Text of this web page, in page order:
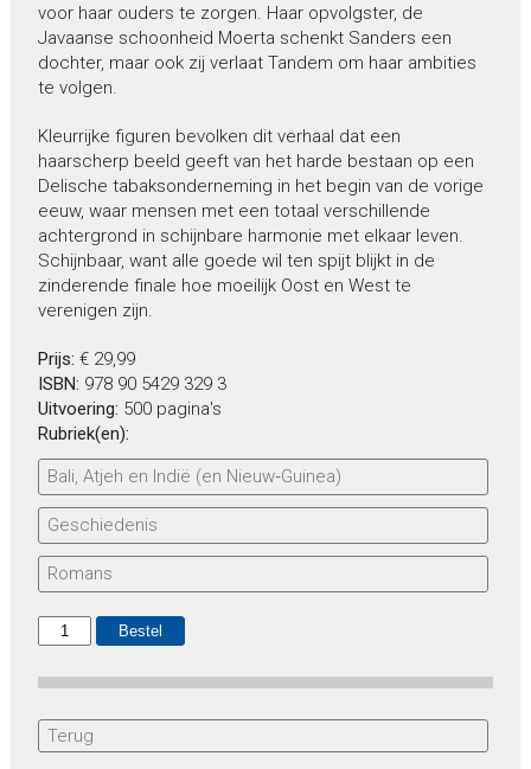
voor haar ouders te zorgen. Haar opvolgster, de
Javaanse schoonheid Moerta schenkt Sanders een
dochter, maar ook zij verlaat Tandem om haar ambities
te volgen.
Kleurrijke figuren bevolken dit verhaal dat een
haarscherp beeld geeft van het harde bestaan op een
Delische tabaksonderneming in het begin van de vorige
eeuw, waar mensen met een totaal verschillende
achtergrond in schijnbare harmonie met elkaar leven.
Schijnbaar, want alle goede wil ten spijt blijkt in de
zinderende finale hoe moeilijk Oost en West te
verenigen zijn.
Prijs: € 29,99
ISBN: 978 90 5429 329 3
Uitvoering: 500 pagina's
Rubriek(en):
Bali, Atjeh en Indië (en Nieuw‑Guinea)
Geschiedenis
Romans
Terug